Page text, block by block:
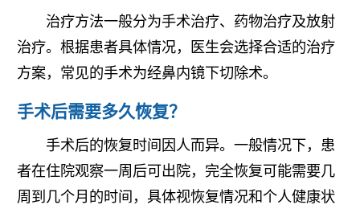
治疗方法一般分为手术治疗、药物治疗及放射
治疗。根据患者具体情况，医生会选择合适的治疗
方案，常见的手术为经鼻内镜下切除术。
手术后需要多久恢复？
手术后的恢复时间因人而异。一般情况下，患
者在住院观察一周后可出院，完全恢复可能需要几
周到几个月的时间，具体视恢复情况和个人健康状